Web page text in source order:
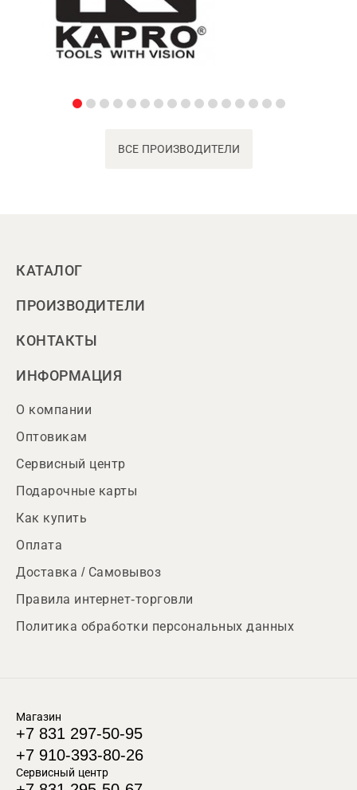
ВСЕ ПРОИЗВОДИТЕЛИ
КАТАЛОГ
ПРОИЗВОДИТЕЛИ
КОНТАКТЫ
ИНФОРМАЦИЯ
О компании
Оптовикам
Сервисный центр
Подарочные карты
Как купить
Оплата
Доставка / Самовывоз
Правила интернет-торговли
Политика обработки персональных данных
Магазин
+7 831 297-50-95
+7 910-393-80-26
Сервисный центр